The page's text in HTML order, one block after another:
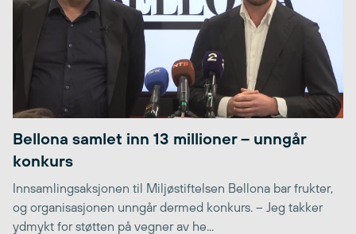
Bellona samlet inn 13 millioner – unngår
konkurs
Innsamlingsaksjonen til Miljøstiftelsen Bellona bar frukter,
og organisasjonen unngår dermed konkurs. – Jeg takker
ydmykt for støtten på vegner av he...